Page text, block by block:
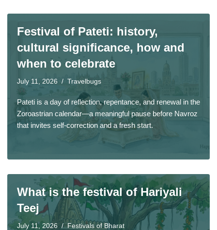
Festival of Pateti: history,
cultural significance, how and
when to celebrate
July 11, 2026 Travelbugs
Pateti is a day of reflection, repentance, and renewal in the
Zoroastrian calendar—a meaningful pause before Navroz
that invites self-correction and a fresh start.
What is the festival of Hariyali
Teej
July 11, 2026 Festivals of Bharat